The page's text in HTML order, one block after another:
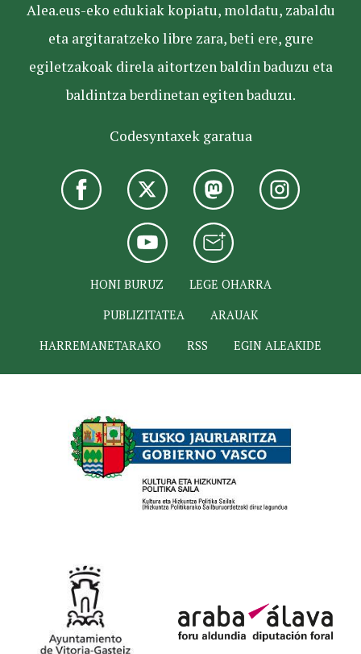
Alea.eus-eko edukiak kopiatu, moldatu, zabaldu
eta argitaratzeko libre zara, beti ere, gure
egiletzakoak direla aitortzen baldin baduzu eta
baldintza berdinetan egiten baduzu.
Codesyntaxek garatua
HONI BURUZ
LEGE OHARRA
PUBLIZITATEA
ARAUAK
HARREMANETARAKO
RSS EGIN ALEAKIDE